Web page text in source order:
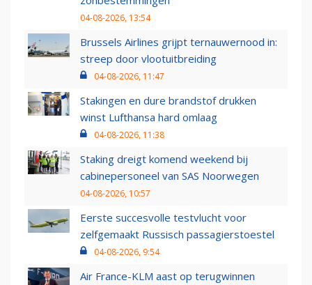
04-08-2026, 13:54
Brussels Airlines grijpt ternauwernood in:
streep door vlootuitbreiding
04-08-2026, 11:47
Stakingen en dure brandstof drukken
winst Lufthansa hard omlaag
04-08-2026, 11:38
Staking dreigt komend weekend bij
cabinepersoneel van SAS Noorwegen
04-08-2026, 10:57
Eerste succesvolle testvlucht voor
zelfgemaakt Russisch passagierstoestel
04-08-2026, 9:54
Air France-KLM aast op terugwinnen